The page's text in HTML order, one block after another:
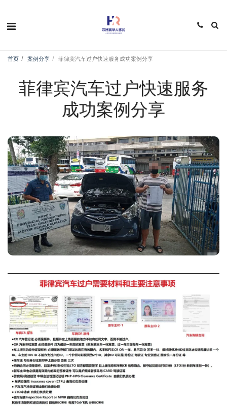
首页 案例分享 菲律宾汽车过户快速服务成功案例分享
菲律宾汽车过户快速服务
成功案例分享